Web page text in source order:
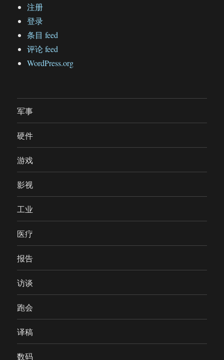
注册
登录
条目 feed
评论 feed
WordPress.org
军事
硬件
游戏
影视
工业
医疗
报告
访谈
跑会
译稿
数码